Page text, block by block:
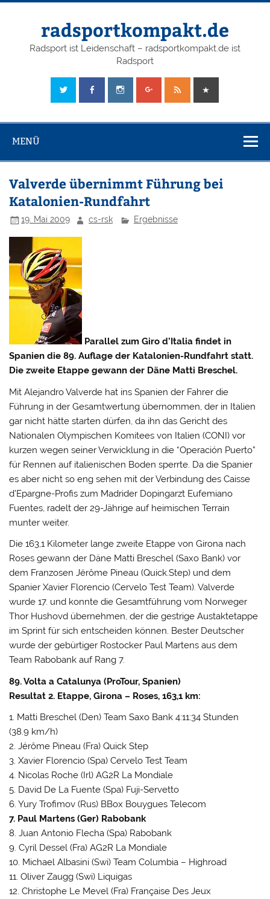
radsportkompakt.de
Radsport ist Leidenschaft – radsportkompakt.de ist
Radsport
MENÜ
Valverde übernimmt Führung bei
Katalonien-Rundfahrt
19. Mai 2009 cs-rsk Ergebnisse
Parallel zum Giro d’Italia findet in
Spanien die 89. Auflage der Katalonien-Rundfahrt statt.
Die zweite Etappe gewann der Däne Matti Breschel.
Mit Alejandro Valverde hat ins Spanien der Fahrer die
Führung in der Gesamtwertung übernommen, der in Italien
gar nicht hätte starten dürfen, da ihn das Gericht des
Nationalen Olympischen Komitees von Italien (CONI) vor
kurzen wegen seiner Verwicklung in die “Operación Puerto”
für Rennen auf italienischen Boden sperrte. Da die Spanier
es aber nicht so eng sehen mit der Verbindung des Caisse
d’Epargne-Profis zum Madrider Dopingarzt Eufemiano
Fuentes, radelt der 29-Jährige auf heimischen Terrain
munter weiter.
Die 163,1 Kilometer lange zweite Etappe von Girona nach
Roses gewann der Däne Matti Breschel (Saxo Bank) vor
dem Franzosen Jérôme Pineau (Quick.Step) und dem
Spanier Xavier Florencio (Cervelo Test Team). Valverde
wurde 17. und konnte die Gesamtführung vom Norweger
Thor Hushovd übernehmen, der die gestrige Austaktetappe
im Sprint für sich entscheiden können. Bester Deutscher
wurde der gebürtiger Rostocker Paul Martens aus dem
Team Rabobank auf Rang 7.
89. Volta a Catalunya (ProTour, Spanien)
Resultat 2. Etappe, Girona – Roses, 163,1 km:
1. Matti Breschel (Den) Team Saxo Bank 4:11:34 Stunden
(38.9 km/h)
2. Jérôme Pineau (Fra) Quick Step
3. Xavier Florencio (Spa) Cervelo Test Team
4. Nicolas Roche (Irl) AG2R La Mondiale
5. David De La Fuente (Spa) Fuji-Servetto
6. Yury Trofimov (Rus) BBox Bouygues Telecom
7. Paul Martens (Ger) Rabobank
8. Juan Antonio Flecha (Spa) Rabobank
9. Cyril Dessel (Fra) AG2R La Mondiale
10. Michael Albasini (Swi) Team Columbia – Highroad
11. Oliver Zaugg (Swi) Liquigas
12. Christophe Le Mevel (Fra) Française Des Jeux